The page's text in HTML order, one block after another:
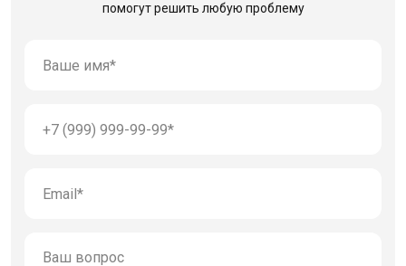
помогут решить любую проблему